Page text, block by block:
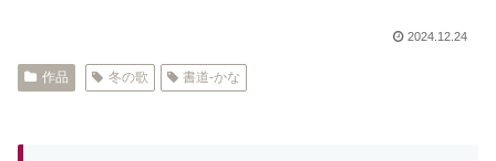
2024.12.24
作品 冬の歌 書道-かな